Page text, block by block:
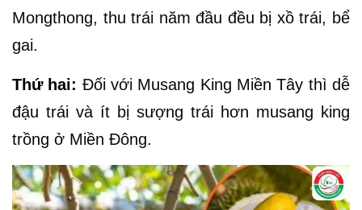
Mongthong, thu trái năm đầu đều bị xồ trái, bể
gai.
Thứ hai: Đối với Musang King Miền Tây thì dễ
đậu trái và ít bị sượng trái hơn musang king
trồng ở Miền Đông.